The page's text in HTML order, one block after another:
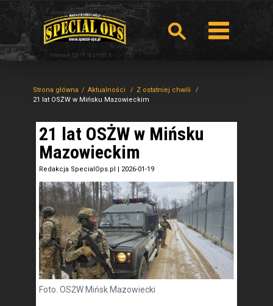
Strona główna Aktualności
Z ostatniej chwili
21 lat OSŻW w Mińsku Mazowieckim
21 lat OSŻW w Mińsku
Mazowieckim
Redakcja SpecialOps.pl | 2026-01-19
Foto. OSŻW Mińsk Mazowiecki